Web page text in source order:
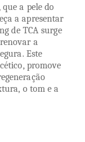
a pele do
a apresentar
de TCA surge
a
Este
promove
o tom e a